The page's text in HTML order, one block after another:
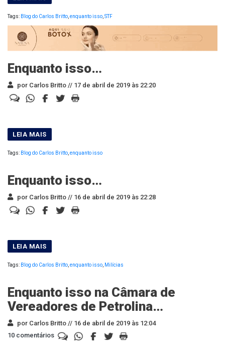
Tags: Blog do Carlos Britto enquanto isso STF
Enquanto isso…
por Carlos Britto // 17 de abril de 2019 às 22:20
Tags: Blog do Carlos Britto enquanto isso
Enquanto isso…
por Carlos Britto // 16 de abril de 2019 às 22:28
Tags: Blog do Carlos Britto enquanto isso Milícias
Enquanto isso na Câmara de
Vereadores de Petrolina…
por Carlos Britto // 16 de abril de 2019 às 12:04
10 comentários